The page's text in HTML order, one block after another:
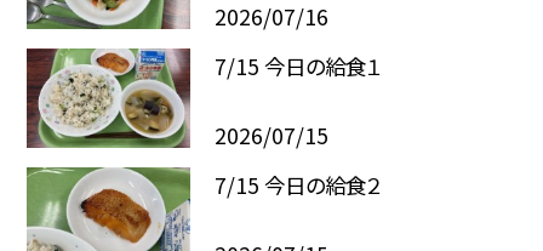
2026/07/16
7/15 今日の給食１
2026/07/15
7/15 今日の給食２